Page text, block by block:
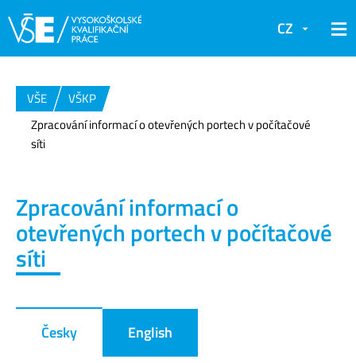
CZ
VŠE
VŠKP
Zpracování informací o otevřených portech v počítačové
síti
Zpracování informací o
otevřených portech v počítačové
síti
Česky English